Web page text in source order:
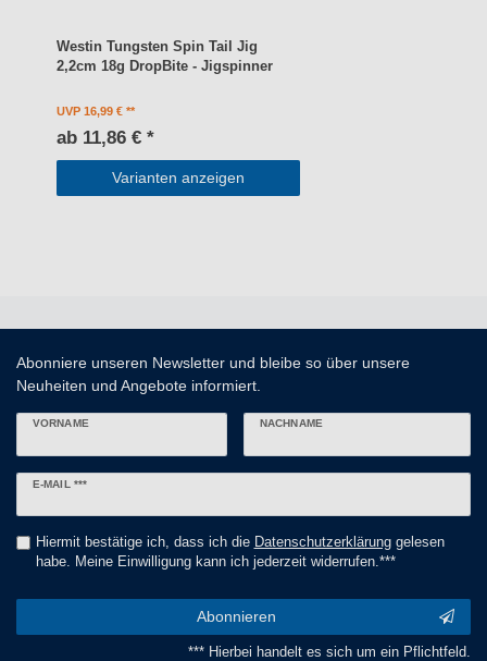
Westin Tungsten Spin Tail Jig
2,2cm 18g DropBite - Jigspinner
UVP 16,99 €
ab 11,86 € *
Varianten anzeigen
Abonniere unseren Newsletter und bleibe so über unsere
Neuheiten und Angebote informiert.
VORNAME NACHNAME
E-MAIL ***
Newsletter
Hiermit bestätige ich, dass ich die Daten­schutz­erklärunggelesen
habe. Meine Einwilligung kann ich jederzeit widerrufen.***
Abonnieren
*** Hierbei handelt es sich um ein Pflichtfeld.